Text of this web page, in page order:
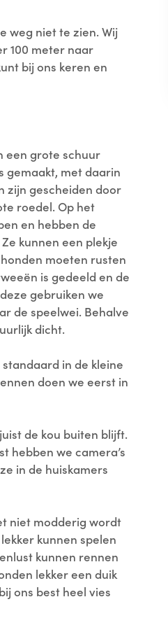
weg niet te zien. Wij
100 meter naar
bij ons keren en
een grote schuur
gemaakt, met daarin
zijn gescheiden door
roedel. Op het
en hebben de
kunnen een plekje
moeten rusten
is gedeeld en de
gebruiken we
de speelwei. Behalve
dicht.
in de kleine
doen we eerst in
de kou buiten blijft.
hebben we camera’s
in de huiskamers
niet modderig wordt
kunnen spelen
kunnen rennen
lekker een duik
ons best heel vies